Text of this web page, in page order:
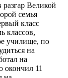
Великой
семья
класс
классов,
училище, по
на
на
окончил 11